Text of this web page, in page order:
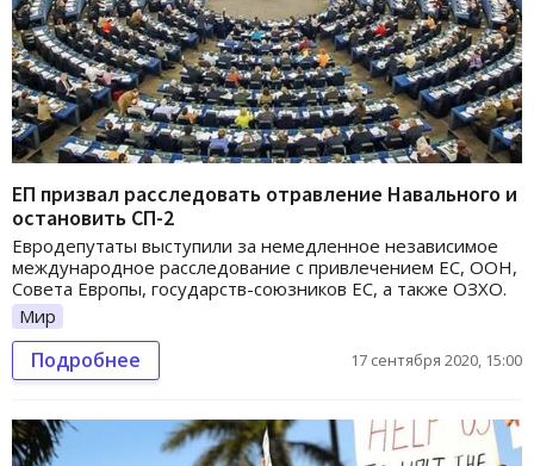
ЕП призвал расследовать отравление Навального и
остановить СП-2
Евродепутаты выступили за немедленное независимое
международное расследование с привлечением ЕС, ООН,
Совета Европы, государств-союзников ЕС, а также ОЗХО.
Мир
Подробнее 17 сентября 2020, 15:00